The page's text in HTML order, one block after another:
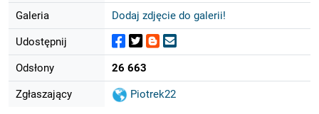
Galeria Dodaj zdjęcie do galerii!
Udostępnij
Odsłony 26 663
Zgłaszający Piotrek22